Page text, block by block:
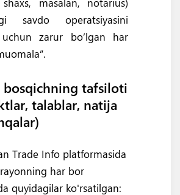
savdo operatsiyasini
zarur bo’lgan har
bosqichning tafsiloti
talablar, natija
Trade Info platformasida
har bor
quyidagilar ko'rsatilgan: